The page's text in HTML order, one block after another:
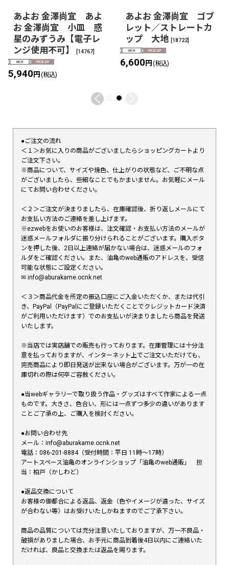
あよお 金澤尚宜 あよ
お 金澤尚宜 小皿 惑
星のみずうみ【電子レ
ンジ使用不可】
[14767]
5,940円 (税込)
あよお 金澤尚宜 ゴブ
レット／ストレートカ
ップ 大地 [18722]
6,600円 (税込)
●ご注文の流れ
＜１＞お気に入りの商品がございましたらショッピングカートより
ご注文下さい。
※商品について、サイズや焼色、仕上がりの状態など、ご不明な点
がございましたら、些細なことでもかまいません。お気軽にメール
にてお問い合わせください。
＜２＞ご注文が決まりましたら、在庫確認後、折り返しメールにて
お支払い方法のご連絡を差し上げます。
※ezwebをお使いのお客様は、注文確認・お支払い方法のメールが
迷惑メールフォルダに振り分けられることがございます。購入ボタ
ンを押した後、2日以上連絡が届かない場合は、迷惑メールのフォ
ルダをご確認ください。また、油亀のweb通販のアドレスを、受信
可能な状態にご設定ください。
✉︎ info@aburakame.ocnk.net
＜３＞商品代金を所定の振込口座にご入金いただくか、または代引
き、PayPal（PayPalにご登録いただくことでクレジットカード決済
がご利用いただけます）でのお支払いが決まりましたら商品を発送
いたします。
※当店では実店舗での販売も行っております。在庫管理には十分注
意を払っておりますが、インターネット上でご注文いただけても、
完売商品により即日発送が出来ない場合がございます。万が一の在
庫切れの際は何卒ご容赦ください。
●当webギャラリーで取り扱う作品・グッズはすべて作家による一点
ものです。大きさ、色合い、形には一点ずつ多少の違いがあります
ことご了承の上、ご購入を検討ください。
●お問い合わせ先
メール：info@aburakame.ocnk.net
電話：086-201-8884（受付時間：平日 11時〜17時）
アートスペース油亀のオンラインショップ「油亀のweb通販」 担
当：柏戸（かしわど）
●返品交換について
お客様の御都合による返品、返金（色やイメージが違った、サイズ
が合わない等）はお受けいたしかねますのでご了承下さい。
商品の品質については充分注意いたしておりますが、万一不良品・
破損がありました場合、お手元に商品到着後4日以内にご連絡いた
だければ、良品と交換または返品を賜ります。